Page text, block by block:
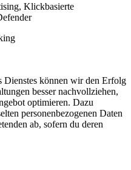
Klickbasierte
Dienstes können wir den Erfolg
besser nachvollziehen,
optimieren. Dazu
personenbezogenen Daten
ab, sofern du deren